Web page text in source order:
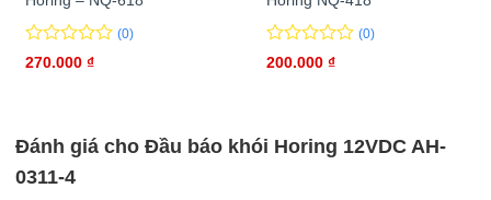
0
0
(0)
270.000₫
0
0
(0)
200.000₫
Đánh giá cho Đầu báo khói Horing 12VDC AH-
0311-4